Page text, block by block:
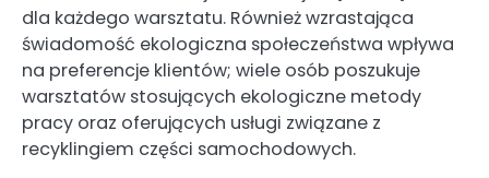
dla każdego warsztatu. Również wzrastająca
świadomość ekologiczna społeczeństwa wpływa
na preferencje klientów; wiele osób poszukuje
warsztatów stosujących ekologiczne metody
pracy oraz oferujących usługi związane z
recyklingiem części samochodowych.